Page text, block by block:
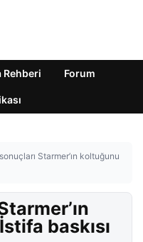
Rehberi Forum
Starmer’ın koltuğunu
baskısı